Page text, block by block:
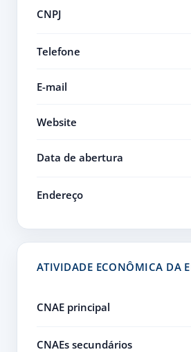
CNPJ
Telefone
E-mail
Website
Data de abertura
Endereço
ATIVIDADE ECONÔMICA DA
CNAE principal
CNAEs secundários